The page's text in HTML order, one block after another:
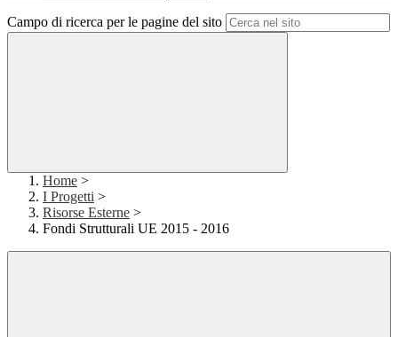
Campo di ricerca per le pagine del sito
Home >
I Progetti >
Risorse Esterne >
Fondi Strutturali UE 2015 - 2016